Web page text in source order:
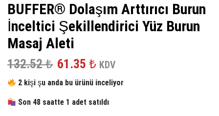
BUFFER® Dolaşım Arttırıcı Burun
İnceltici Şekillendirici Yüz Burun
Masaj Aleti
132.52₺ Orijinal
fiyat:
132.52 ₺.
61.35 ₺ Şu
andaki
fiyat:
KDV
2 kişi şu anda bu ürünü inceliyor
Son 48 saatte 1 adet satıldı